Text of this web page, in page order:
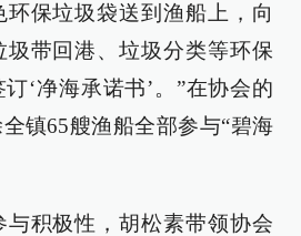
环保垃圾袋送到渔船上，向
带回港、垃圾分类等环保
‘净海承诺书’。”在协会的
镇65艘渔船全部参与“碧海
与积极性，胡松素带领协会